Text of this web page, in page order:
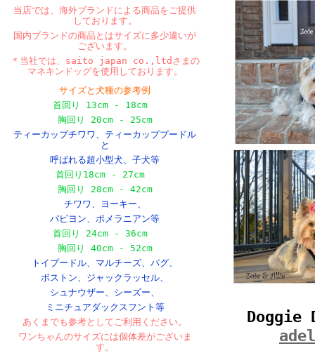
当店では、海外ブランドによる商品をご提供
しております。
国内ブランドの商品とはサイズに多少違いが
ございます。
＊当社では、saito japan co.,ltdさまの
マネキンドッグを使用しております。
サイズと犬種の参考例
首回り 13cm - 18cm
胸回り 20cm - 25cm
ティーカップチワワ、ティーカッププードル
と
呼ばれる超小型犬、 子犬等
首回り18cm - 27cm
胸回り 28cm - 42cm
チワワ、ヨーキー、
パピヨン、ポメラニアン等
首回り 24cm - 36cm
胸回り 40cm - 52cm
トイプードル、マルチーズ、パグ、
ボストン、 ジャックラッセル、
シュナウザー、シーズー、
ミニチュアダックスフント等
あくまでも参考としてご利用ください。
ワンちゃんのサイズには個体差がございま
す。
Doggie